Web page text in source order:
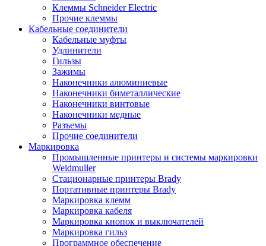
Клеммы Schneider Electric
Прочие клеммы
Кабельные соединители
Кабельные муфты
Удлинители
Гильзы
Зажимы
Наконечники алюминиевые
Наконечники биметаллические
Наконечники винтовые
Наконечники медные
Разъемы
Прочие соединители
Маркировка
Промышленные принтеры и системы маркировки
Weidmuller
Стационарные принтеры Brady
Портативные принтеры Brady
Маркировка клемм
Маркировка кабеля
Маркировка кнопок и выключателей
Маркировка гильз
Программное обеспечение